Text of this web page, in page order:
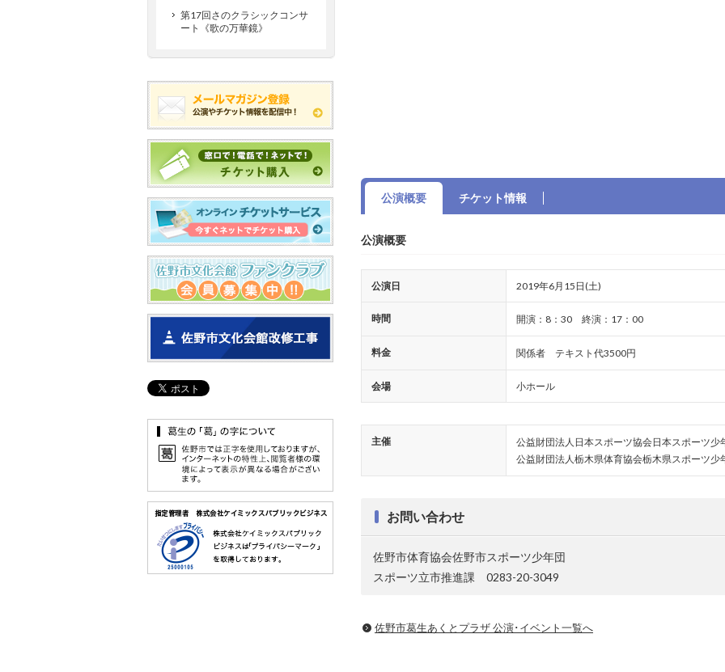
公演概要 チケット情報
公演概要
公演日 2019年6月15日(土)
時間 開演：8：30 終演：17：00
料金 関係者 テキスト代3500円
会場 小ホール
主催
公益財団法人日本スポーツ協会日本スポーツ少
公益財団法人栃木県体育協会栃木県スポーツ少
お問い合わせ
佐野市体育協会佐野市スポーツ少年団
スポーツ立市推進課 0283-20-3049
佐野市葛生あくとプラザ 公演･イベント一覧へ
第17回さのクラシックコンサ
ート《歌の万華鏡》